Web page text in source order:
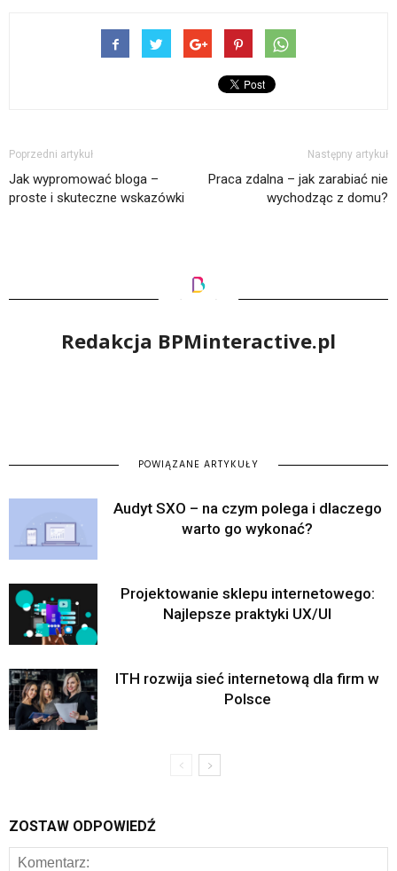
Poprzedni artykuł
Jak wypromować bloga –
proste i skuteczne wskazówki
Następny artykuł
Praca zdalna – jak zarabiać nie
wychodząc z domu?
Redakcja BPMinteractive.pl
POWIĄZANE ARTYKUŁY
Audyt SXO – na czym polega i dlaczego
warto go wykonać?
Projektowanie sklepu internetowego:
Najlepsze praktyki UX/UI
ITH rozwija sieć internetową dla firm w
Polsce
ZOSTAW ODPOWIEDŹ